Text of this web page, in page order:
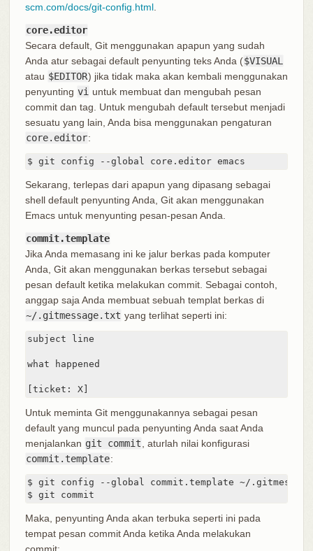
scm.com/docs/git-config.html.
core.editor
Secara default, Git menggunakan apapun yang sudah
Anda atur sebagai default penyunting teks Anda ($VISUAL
atau $EDITOR) jika tidak maka akan kembali menggunakan
penyunting vi untuk membuat dan mengubah pesan
commit dan tag. Untuk mengubah default tersebut menjadi
sesuatu yang lain, Anda bisa menggunakan pengaturan
core.editor:
$ git config --global core.editor emacs
Sekarang, terlepas dari apapun yang dipasang sebagai
shell default penyunting Anda, Git akan menggunakan
Emacs untuk menyunting pesan-pesan Anda.
commit.template
Jika Anda memasang ini ke jalur berkas pada komputer
Anda, Git akan menggunakan berkas tersebut sebagai
pesan default ketika melakukan commit. Sebagai contoh,
anggap saja Anda membuat sebuah templat berkas di
~/.gitmessage.txt yang terlihat seperti ini:
subject line
what happened
[ticket: X]
Untuk meminta Git menggunakannya sebagai pesan
default yang muncul pada penyunting Anda saat Anda
menjalankan git commit
, aturlah nilai konfigurasi
commit.template:
$ git config --global commit.template ~/
$ git commit
Maka, penyunting Anda akan terbuka seperti ini pada
tempat pesan commit Anda ketika Anda melakukan